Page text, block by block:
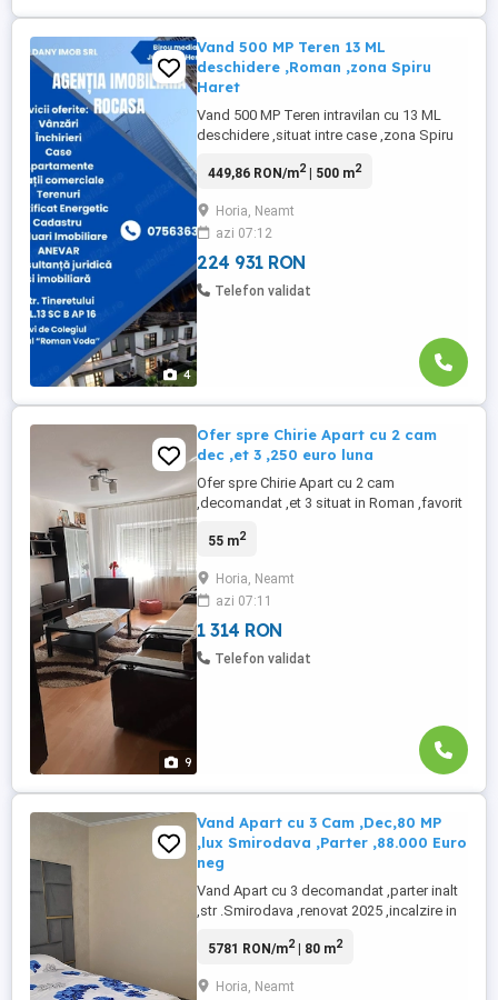
4
Vand 500 MP Teren 13 ML
deschidere ,Roman ,zona Spiru
Haret
Vand 500 MP Teren intravilan cu 13 ML
deschidere ,situat intre case ,zona Spiru
,asfalt ,vecini buni ,intre case ,Acte la zi
Tel.0756363686 Dan Herghea ,Ag.Rocasa
din Roman
449,86 RON/m2| 500 m2
Horia, Neamt
azi 07:12
224 931 RON
Telefon validat
9
Ofer spre Chirie Apart cu 2 cam
dec ,et 3 ,250 euro luna
Ofer spre Chirie Apart cu 2 cam
,decomandat ,et 3 situat in Roman ,favorit
locatie ,disponibil imediat ,doar pt
,Tel.0756363686 Dan Herghea ,Ag .Rocasa
din Roman
55 m2
Horia, Neamt
azi 07:11
1 314 RON
Telefon validat
Vand Apart cu 3 Cam ,Dec,80 MP
,lux Smirodava ,Parter ,88.000 Euro
neg
Vand Apart cu 3 decomandat ,parter inalt
,str .Smirodava ,renovat 2025 ,incalzire in
,termopane noi ,izolat exterior termic ,80
locatie ,Tel.0756363686 Dan Herghea
5781 RON/m2| 80 m2
Horia, Neamt